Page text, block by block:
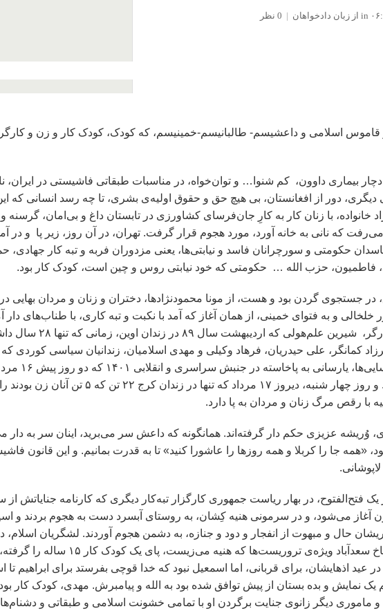
in از زبان دادخواهان | 0 نظر
قاموس اسلامی و داعشیسم- طالبانیسم-خمینیسم، که کودک،‌ کودک کار و زن و
۱۵ ساله، ‌مهاجر، دچار بیماری داوون، کم شنوا… و توان‌خواه، در مناسبات طبقاتی فاشیستی در ایران،
دور از افغانستان، بی هیچ حق و حقوق اولیه‌ی بشری، تا چه رسد انسانی که
خانواده، با زنان کار به کارِ جان‌فرسای کشاورزی در تابستان داغ و بی‌امان، گرسنه
که نانی به خانه آورد، مورد هجوم قرار گرفت. تهران، در آن روز، زیر پا و در
حکومتی و سورچرانان فاسد و نیابتی‌ها، یعنی مزدوران فربه و تبه کار
فاطمیون،‌ حزب الله … حکومتی که خود نیابتی روس و چین است،‌ کودک کار بود.
جستجوی گردن بود و هست،‌ از مونا محمودنژاد‌ها، دختران و زنان و مردان بهایی
در سال ۶۰ به دستور خلخالی و به فتوای خمینی،‌ از همان آغاز که آمد با نکبت و تبه کاری، با طناب‌های
افکاری‌ها، ستار بهشتی‌ها و صدها کارگر، شیرین
فرزاد کمانگر، علی حیدریان، فرهاد وکیلی و مهدی اسلامیان، زندانیان سیاسی کوردی
را هم به خانواده‌اش ندادند تا
شنبه بر دار شد، و … را به دار آویزد. و روز چهار شنبه، دیروز ۱۷ مرداد که
رقص مرگ زنان و مردان به پا دارد.
وُریشه عزیزی حکم دار گرفته‌اند. همانگونه که داعش سر می‌برید، اینان سر به دار
«همه جا را کربلا و همه روزها را عاشورا کنید» تا به قدرت بمانیم. و این قانون
آغاز می‌شود، و در سرمونی هنیه کِشان، به روستای آبسرد دست به هجوم بردند و
حال و مبهوت از انفجار و دود و جنازه، به دشمن هجوم آوردند. لشگریان اسلام،‌
جنازه و هلی‌کوپتر، هتلِ سپاه، کنار کاخ سعدآباد ویژه‌ی تروریست‌‌ها که
ا‌ذهایشان، برای قربانی،‌ اما اسمعیل نبود که خدا قوچی بفرستد برای ابراهیم تا
یک نمایش و بده بستان از پیش توافق شده بود به الله و پیامبرش. مهدی،‌ کودک کار
و ماموری دیگر زانوی جنایت برگردن او با تمامی خشونت اسلامی و طبقاتی و